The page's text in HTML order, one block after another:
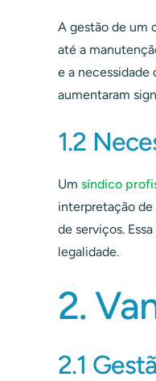
A gestão de um
até a
e a necessidade
aumentaram
1.2
Um síndico
interpretação de
de serviços.
legalidade.
2.
2.1